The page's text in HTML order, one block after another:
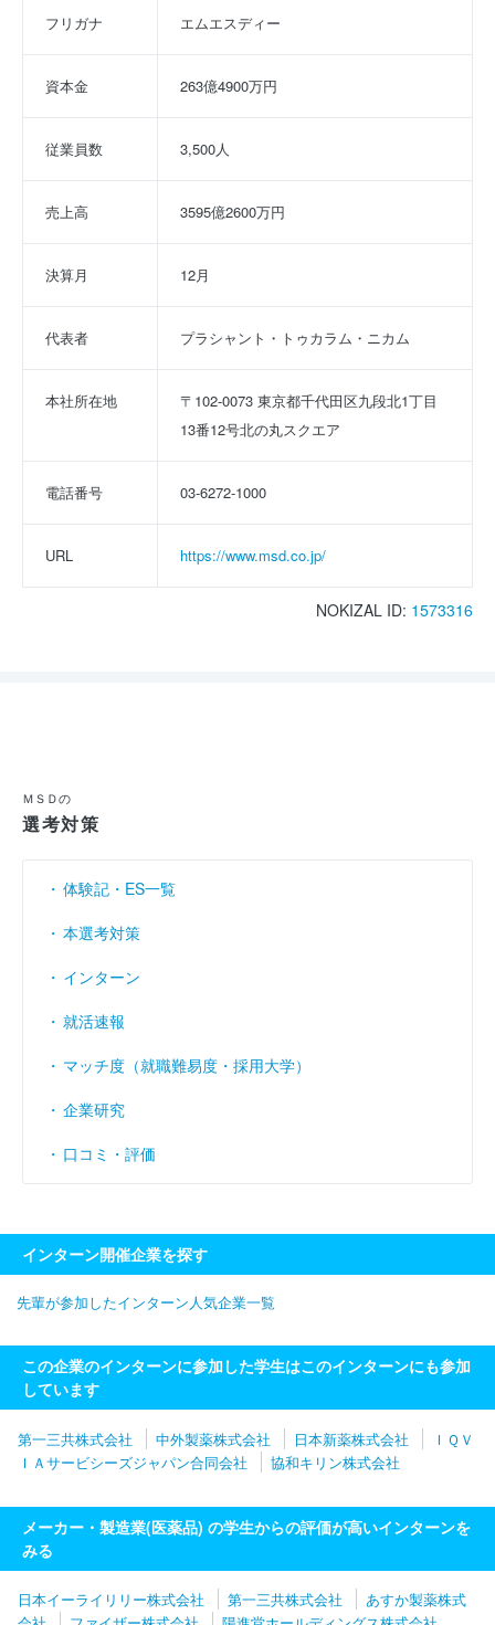
フリガナ エムエスディー
資本金 263億4900万円
従業員数 3,500人
売上高 3595億2600万円
決算月 12月
代表者 プラシャント・トゥカラム・ニカム
本社所在地
〒102-0073 東京都千代田区九段北1丁目
13番12号北の丸スクエア
電話番号 03-6272-1000
URL https://www.msd.co.jp/
NOKIZAL ID: 1573316
ＭＳＤの
選考対策
体験記・ES一覧
本選考対策
インターン
就活速報
マッチ度（就職難易度・採用大学）
企業研究
口コミ・評価
インターン開催企業を探す
先輩が参加したインターン人気企業一覧
この企業のインターンに参加した学生はこのインターンにも参加
しています
第一三共株式会社 中外製薬株式会社 日本新薬株式会社
ＩＱＶ
ＩＡサービシーズジャパン合同会社
協和キリン株式会社
メーカー・製造業(医薬品) の学生からの評価が高いインターンを
みる
日本イーライリリー株式会社 第一三共株式会社
あすか製薬株式